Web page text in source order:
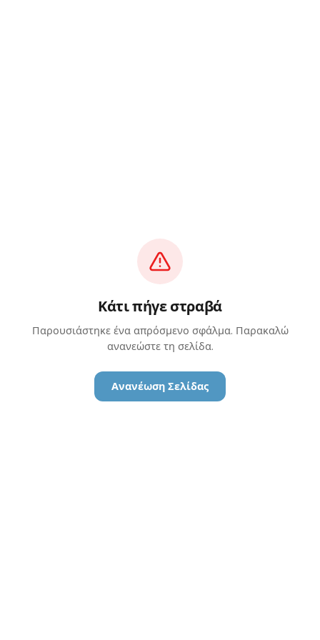
Κάτι πήγε στραβά
Παρουσιάστηκε ένα απρόσμενο σφάλμα. Παρακαλώ
ανανεώστε τη σελίδα.
Ανανέωση Σελίδας